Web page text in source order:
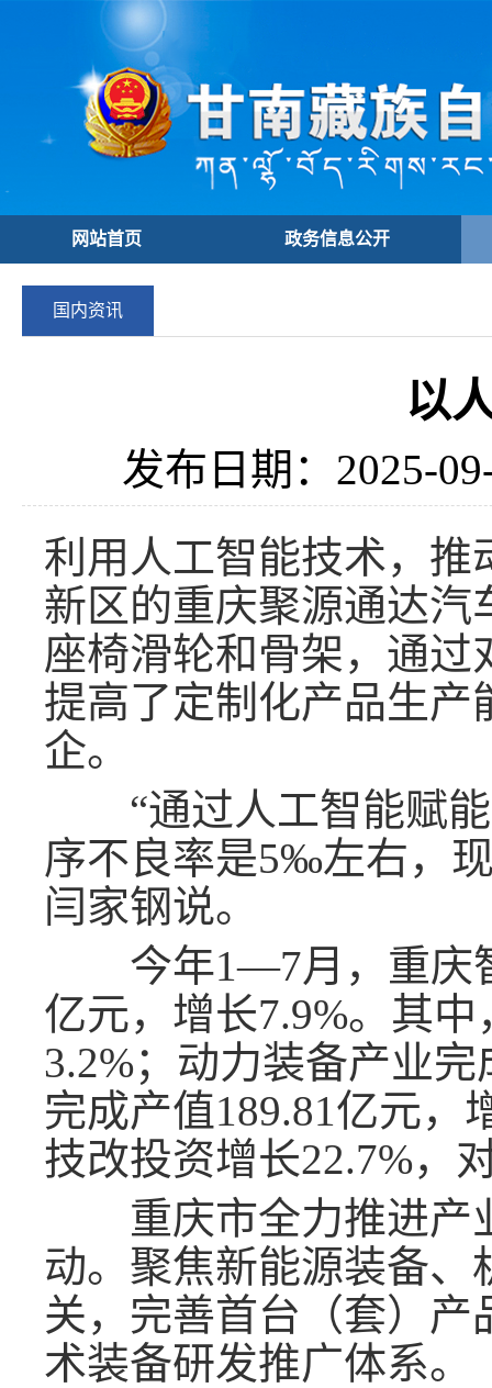
网站首页 政务信息公开
国内资讯
以
发布日期：2025-
利用人工智能技术，推
新区的重庆聚源通达汽
座椅滑轮和骨架，通
提高了定制化产品生产
企。
“通过人工智能赋能
序不良率是5‰左右，
闫家钢说。
今年1—7月，重庆智
亿元，增长7.9%。其
3.2%；动力装备产业
完成产值189.81亿元，
技改投资增长22.7%，
重庆市全力推进产业
动。聚焦新能源装备
关，完善首台（套）
术装备研发推广体系。